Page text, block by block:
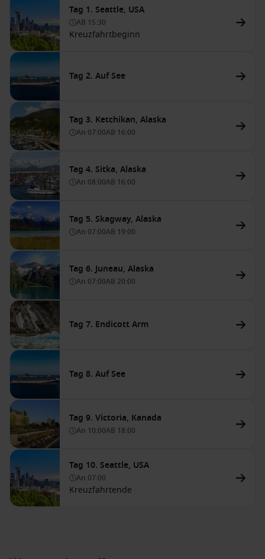
Tag 1. Seattle, USA
AB 15:30
Kreuzfahrtbeginn
Tag 2. Auf See
Tag 3. Ketchikan, Alaska
An 07:00AB 16:00
Tag 4. Sitka, Alaska
An 08:00AB 16:00
Tag 5. Skagway, Alaska
An 07:00AB 19:00
Tag 6. Juneau, Alaska
An 07:00AB 20:00
Tag 7. Endicott Arm
Tag 8. Auf See
Tag 9. Victoria, Kanada
An 10:00AB 18:00
Tag 10. Seattle, USA
An 07:00
Kreuzfahrtende